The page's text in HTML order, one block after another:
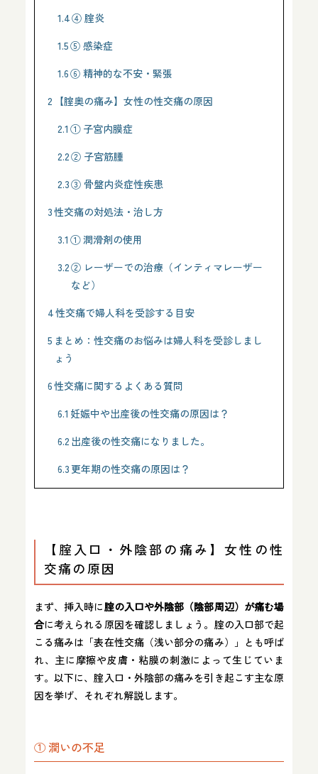
1.4④ 腟炎
1.5⑤ 感染症
1.6⑥ 精神的な不安・緊張
2 【腟奥の痛み】女性の性交痛の原因
2.1 ① 子宮内膜症
2.2② 子宮筋腫
2.3③ 骨盤内炎症性疾患
3性交痛の対処法・治し方
3.1 ① 潤滑剤の使用
3.2② レーザーでの治療（インティマレーザー
など）
4性交痛で婦人科を受診する目安
5 まとめ：性交痛のお悩みは婦人科を受診しまし
ょう
6性交痛に関するよくある質問
6.1 妊娠中や出産後の性交痛の原因は？
6.2 出産後の性交痛になりました。
6.3 更年期の性交痛の原因は？
【腟入口・外陰部の痛み】女性の性
交痛の原因
まず、挿入時に腟の入口や外陰部（陰部周辺）が痛む場
合に考えられる原因を確認しましょう。腟の入口部で起
こる痛みは「表在性交痛（浅い部分の痛み）」とも呼ば
れ、主に摩擦や皮膚・粘膜の刺激によって生じていま
す。以下に、腟入口・外陰部の痛みを引き起こす主な原
因を挙げ、それぞれ解説します。
① 潤いの不足